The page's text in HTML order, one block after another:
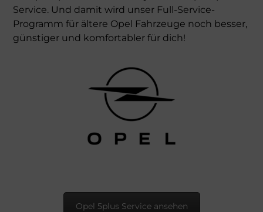
Service. Und damit wird unser Full-Service-
Programm für ältere Opel Fahrzeuge noch besser,
günstiger und komfortabler für dich!
Opel 5plus Service ansehen